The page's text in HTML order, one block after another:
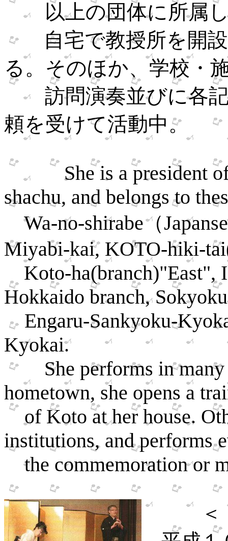
以上の団体に所属し
自宅で教授所を開
る。そのほか、学校・
訪問演奏並びに各記
頼を受けて活動中。
She is a president
shachu, and belongs to
Wa-no-shirabe（
Miyabi-kai, KOTO-hiki-
Koto-
Hokkaido branch,
Engaru-Sankyoku-
Kyokai.
She performs in
hometown, she opens a
of Koto at her house.
institutions, and performs
the commemoration or